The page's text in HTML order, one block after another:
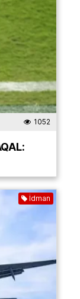
1052
İdman